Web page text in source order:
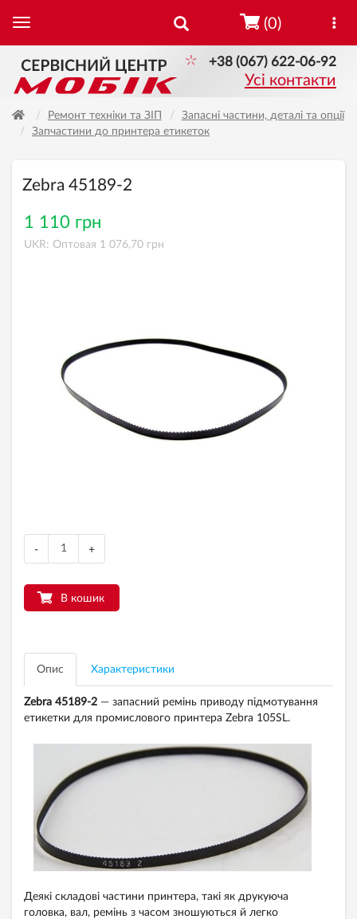
+38 (067) 622-06-92
Усі контакти
(0)
Ремонт техніки та ЗІП
Запасні частини, деталі та опції
Запчастини до принтера етикеток
Zebra 45189-2
1 110 грн
UKR: Оптовая 1 076,70 грн
- +
В кошик
Опис Характеристики
Zebra 45189-2 — запасний ремінь приводу підмотування
етикетки для промислового принтера Zebra 105SL.
Деякі складові частини принтера, такі як друкуюча
головка, вал, ремінь з часом зношуються й легко